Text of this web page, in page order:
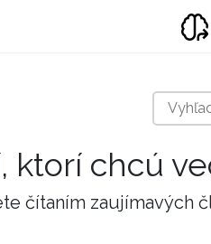
ktorí chcú
čítaním zaujímavých